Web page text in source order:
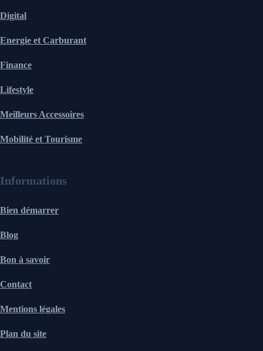
Digital
Energie et Carburant
Finance
Lifestyle
Meilleurs Accessoires
Mobilité et Tourisme
Informations
Bien démarrer
Blog
Bon à savoir
Contact
Mentions légales
Plan du site